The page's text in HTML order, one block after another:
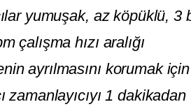
yumuşak, az köpüklü,
çalışma hızı aralığı
ayrılmasını korumak
zamanlayıcıyı 1